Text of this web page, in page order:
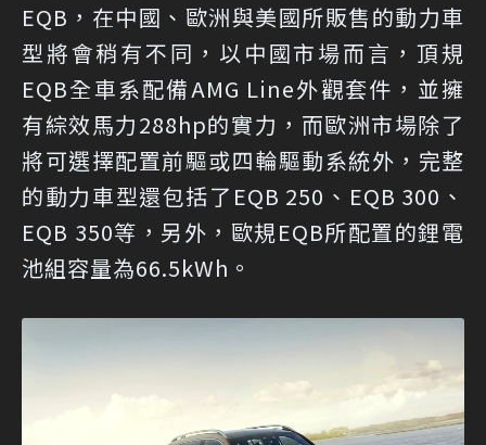
EQB，在中國、歐洲與美國所販售的動力車
型將會稍有不同，以中國市場而言，頂規
EQB全車系配備AMG Line外觀套件，並擁
有綜效馬力288hp的實力，而歐洲市場除了
將可選擇配置前驅或四輪驅動系統外，完整
的動力車型還包括了EQB 250、EQB 300、
EQB 350等，另外，歐規EQB所配置的鋰電
池組容量為66.5kWh。